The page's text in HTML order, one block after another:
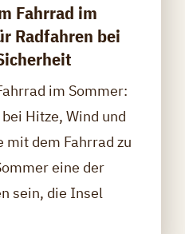
Fahrrad im
Radfahren bei
im Sommer:
Hitze, Wind und
mit dem Fahrrad zu
eine der
sein, die Insel